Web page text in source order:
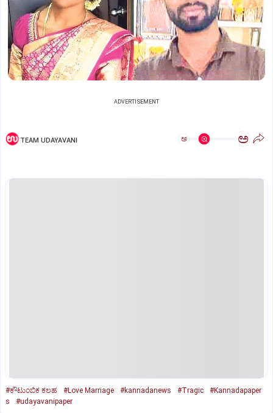
ADVERTISEMENT
TEAM UDAYAVANI ಅ ಅ
#ಕೌಟುಂಬಿಕ ಕಲಹ #Love Marriage #kannadanews #Tragic
#Kannadapaper
s
#udayavanipaper